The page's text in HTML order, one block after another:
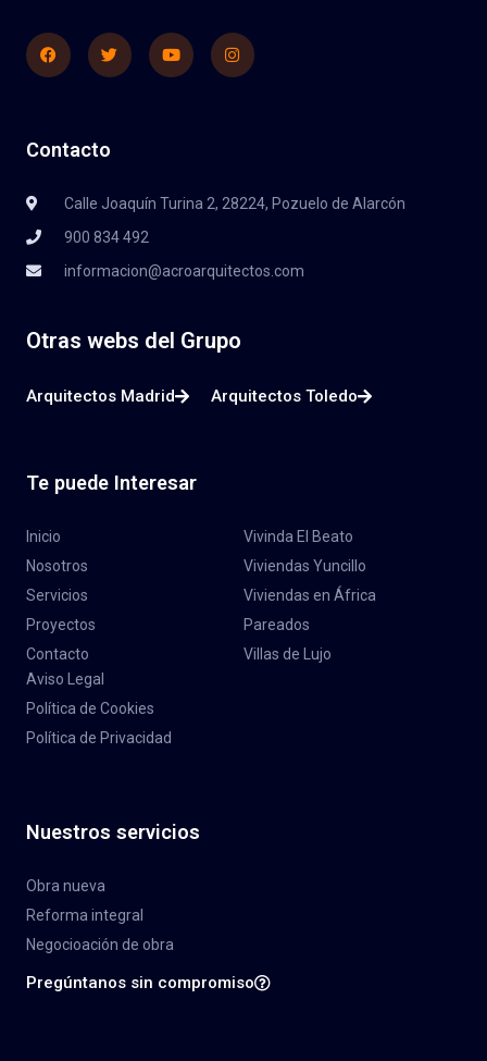
FacebookTwitter YoutubeInstagram
Contacto
Calle Joaquín Turina 2, 28224, Pozuelo de Alarcón
900 834 492
informacion@acroarquitectos.com
Otras webs del Grupo
Arquitectos Madrid Arquitectos Toledo
Te puede Interesar
Inicio
Nosotros
Servicios
Proyectos
Contacto
Vivinda El Beato
Viviendas Yuncillo
Viviendas en África
Pareados
Villas de Lujo
Aviso Legal
Política de Cookies
Política de Privacidad
Nuestros servicios
Obra nueva
Reforma integral
Negocioación de obra
Pregúntanos sin compromiso